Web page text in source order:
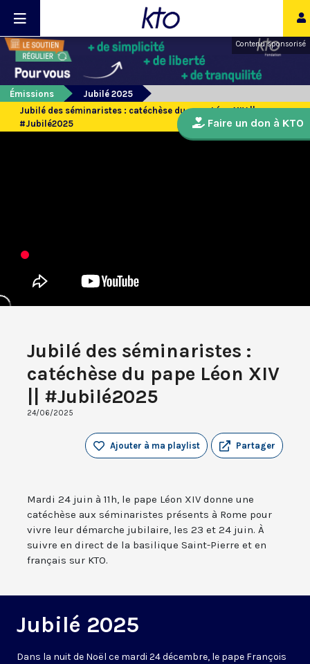
Contenu sponsorisé
Émissions
Jubilé 2025
Jubilé des séminaristes : catéchèse du pape Léon XIV ||
#Jubilé2025
Jubilé des séminaristes :
catéchèse du pape Léon XIV
|| #Jubilé2025
24/06/2025
Partager
Ajouter à ma playlist
Mardi 24 juin à 11h, le pape Léon XIV donne une
catéchèse aux séminaristes présents à Rome pour
vivre leur démarche jubilaire, les 23 et 24 juin. À
suivre en direct de la basilique Saint-Pierre et en
français sur KTO.
Jubilé 2025
Dans la nuit de Noël ce mardi 24 décembre, le pape François
Faire un don à KTO